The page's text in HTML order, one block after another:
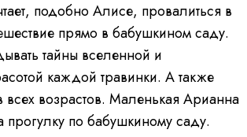
подобно Алисе, провалиться в
прямо в бабушкином саду.
тайны вселенной и
каждой травинки. А также
всех возрастов. Маленькая Арианна
прогулку по бабушкиному саду.